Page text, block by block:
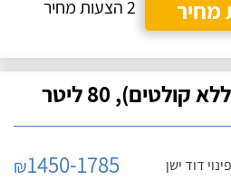
מחיר
2 הצעות מחיר
80 ליטר
דוד ישן
₪1450-1785